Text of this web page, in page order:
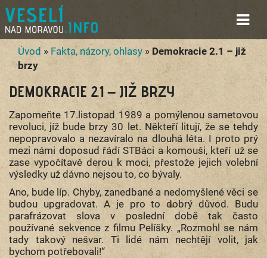
Úvod » Fakta, názory, ohlasy » Demokracie 2.1 – již
brzy
DEMOKRACIE 2.1 – JIŽ BRZY
Zapomeňte 17.listopad 1989 a pomýlenou sametovou
revoluci, jíž bude brzy 30 let. Někteří litují, že se tehdy
nepopravovalo a nezavíralo na dlouhá léta. I proto prý
mezi námi doposud řádí STBáci a komouši, kteří už se
zase vypočítavě derou k moci, přestože jejich volební
výsledky už dávno nejsou to, co bývaly.
Ano, bude líp. Chyby, zanedbané a nedomyšlené věci se
budou upgradovat. A je pro to dobrý důvod. Budu
parafrázovat slova v poslední době tak často
používané sekvence z filmu Pelíšky. „Rozmohl se nám
tady takový nešvar. Ti lidé nám nechtějí volit, jak
bychom potřebovali!“